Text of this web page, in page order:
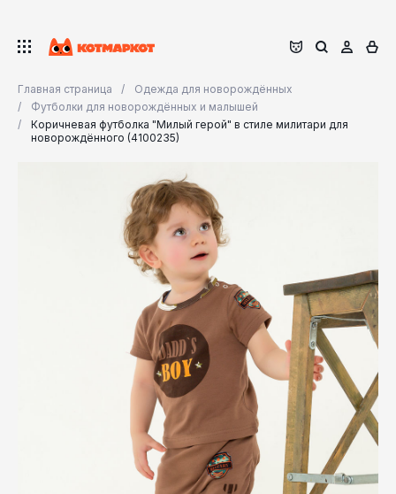
Главная страница
Одежда для новорождённых
Футболки для новорождённых и малышей
Коричневая футболка "Милый герой" в стиле милитари для
новорождённого (4100235)